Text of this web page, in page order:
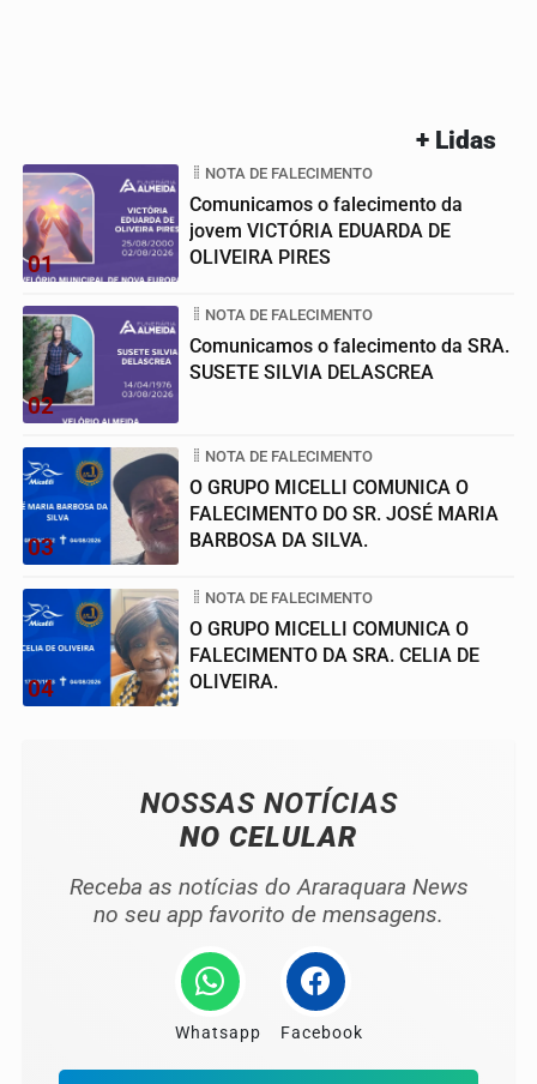
+ Lidas
01
NOTA DE FALECIMENTO
Comunicamos o falecimento da
jovem VICTÓRIA EDUARDA DE
OLIVEIRA PIRES
02
NOTA DE FALECIMENTO
Comunicamos o falecimento da SRA.
SUSETE SILVIA DELASCREA
03
NOTA DE FALECIMENTO
O GRUPO MICELLI COMUNICA O
FALECIMENTO DO SR. JOSÉ MARIA
BARBOSA DA SILVA.
04
NOTA DE FALECIMENTO
O GRUPO MICELLI COMUNICA O
FALECIMENTO DA SRA. CELIA DE
OLIVEIRA.
NOSSAS NOTÍCIAS
NO CELULAR
Receba as notícias do Araraquara News
no seu app favorito de mensagens.
Whatsapp Facebook